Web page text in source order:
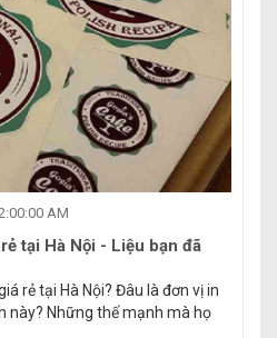
AM
tại Hà Nội - Liệu bạn đã
rẻ tại Hà Nội? Đâu là đơn vị in
này? Những thế mạnh mà họ